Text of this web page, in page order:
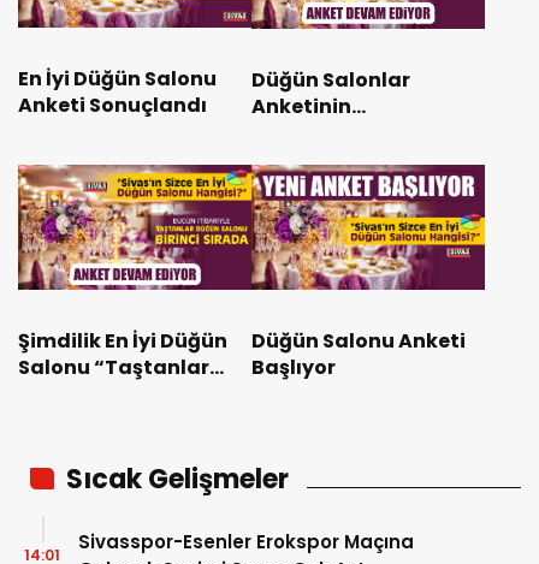
En İyi Düğün Salonu
Anketi Sonuçlandı
Düğün Salonlar
Anketinin
Saatler Kaldı
Şimdilik En İyi Düğün
Salonu “Taştanlar
Düğün Salonu Anketi
Başlıyor
Sıcak Gelişmeler
Sivasspor-Esenler Erokspor Maçına
14:01